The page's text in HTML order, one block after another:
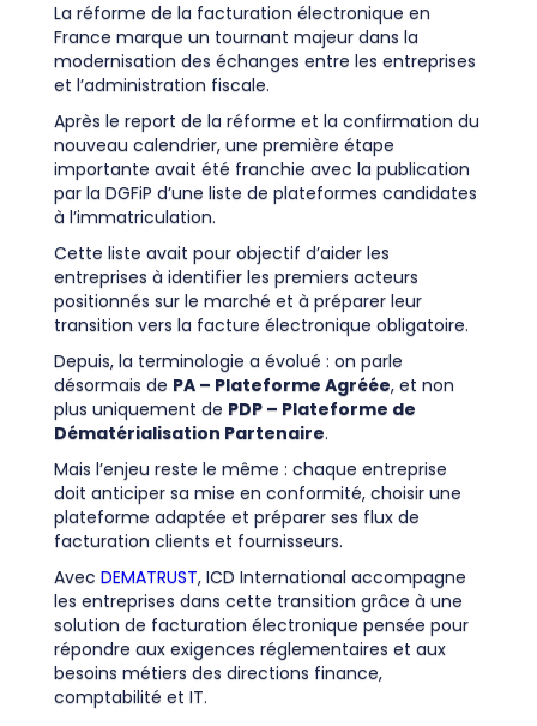
La réforme de la facturation électronique en
France marque un tournant majeur dans la
modernisation des échanges entre les entreprises
et l’administration fiscale.
Après le report de la réforme et la confirmation du
nouveau calendrier, une première étape
importante avait été franchie avec la publication
par la DGFiP d’une liste de plateformes candidates
à l’immatriculation.
Cette liste avait pour objectif d’aider les
entreprises à identifier les premiers acteurs
positionnés sur le marché et à préparer leur
transition vers la facture électronique obligatoire.
Depuis, la terminologie a évolué : on parle
désormais de PA – Plateforme Agréée, et non
plus uniquement de PDP – Plateforme de
Dématérialisation Partenaire.
Mais l’enjeu reste le même : chaque entreprise
doit anticiper sa mise en conformité, choisir une
plateforme adaptée et préparer ses flux de
facturation clients et fournisseurs.
Avec DEMATRUST, ICD International accompagne
les entreprises dans cette transition grâce à une
solution de facturation électronique pensée pour
répondre aux exigences réglementaires et aux
besoins métiers des directions finance,
comptabilité et IT.